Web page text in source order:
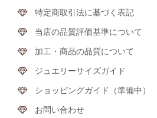
特定商取引法に基づく表記
当店の品質評価基準について
加工・商品の品質について
ジュエリーサイズガイド
ショッピングガイド（準備中）
お問い合わせ